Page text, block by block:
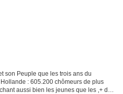
son Peuple que les trois ans du
: 605.200 chômeurs de plus
aussi bien les jeunes que les ,+ de